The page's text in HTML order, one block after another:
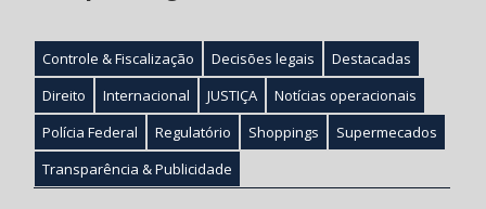
Controle & Fiscalização Decisões legais
Destacadas
Direito
Internacional JUSTIÇA
Notícias operacionais
Polícia Federal
Regulatório Shoppings
Supermecados
Transparência & Publicidade